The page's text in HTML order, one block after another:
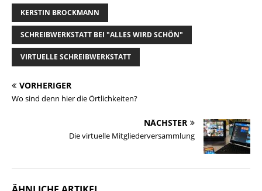
i
l
e
s
k
y
e
b
o
o
k
e
d
I
L
i
n
o
d
e
n
KERSTIN BROCKMANN
SCHREIBWERKSTATT BEI "ALLES WIRD SCHÖN"
VIRTUELLE SCHREIBWERKSTATT
VORHERIGER
Wo sind denn hier die Örtlichkeiten?
NÄCHSTER
Die virtuelle Mitgliederversammlung